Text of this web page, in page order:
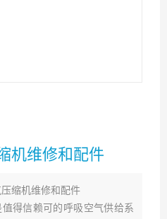
机维修和配件
缩机维修和配件
得信赖可的呼吸空气供给系